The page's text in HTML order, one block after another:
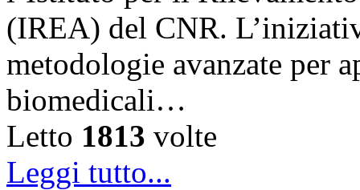
(IREA) del CNR.
metodologie avanzate per
biomedicali…
Letto 1813 volte
Leggi tutto...